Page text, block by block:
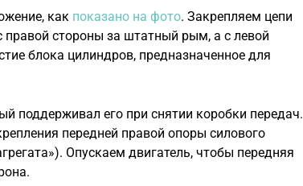
как показано на фото. Закрепляем цепи
правой стороны за штатный рым, а с левой
блока цилиндров, предназначенное для
поддерживал его при снятии коробки передач.
передней правой опоры силового
Опускаем двигатель, чтобы передняя